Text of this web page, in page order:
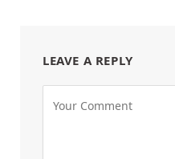
LEAVE A REPLY